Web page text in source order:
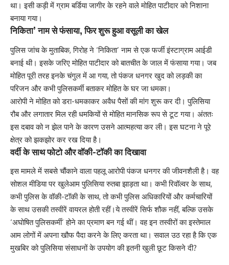
था। इसी कड़ी में ग्राम बर्डिया जागीर के रहने वाले मोहित पाटीदार को निशाना
बनाया गया।
निकिता’ नाम से फंसाया, फिर शुरू हुआ वसूली का खेल
पुलिस जांच के मुताबिक, गिरोह ने ‘निकिता’ नाम से एक फर्जी इंस्टाग्राम आईडी
बनाई थी। इसके जरिए मोहित पाटीदार को बातचीत के जाल में फंसाया गया। जब
मोहित पूरी तरह इनके चंगुल में आ गया, तो पंकज धनगर खुद को लड़की का
परिजन और कभी पुलिसकर्मी बताकर मोहित के घर जा धमका।
आरोपी ने मोहित को डरा-धमकाकर अवैध पैसों की मांग शुरू कर दी। पुलिसिया
रौब और लगातार मिल रही धमकियों से मोहित मानसिक रूप से टूट गया। अंततः
इस दबाव को न झेल पाने के कारण उसने आत्महत्या कर ली। इस घटना ने पूरे
क्षेत्र को झकझोर कर रख दिया है।
वर्दी के साथ फोटो और वॉकी-टॉकी का दिखावा
इस मामले में सबसे चौंकाने वाला पहलू आरोपी पंकज धनगर की जीवनशैली है। वह
सोशल मीडिया पर खुलेआम पुलिसिया रुतबा झाड़ता था। कभी रिवॉल्वर के साथ,
कभी पुलिस के वॉकी-टॉकी के साथ, तो कभी पुलिस अधिकारियों और कर्मचारियों
के साथ उसकी तस्वीरें वायरल होती रहीं।ये तस्वीरें सिर्फ शौक नहीं, बल्कि उसके
‘अघोषित पुलिसकर्मी’ होने का प्रमाण बन गई थीं। वह इन तस्वीरों का इस्तेमाल
आम लोगों में अपना खौफ पैदा करने के लिए करता था। सवाल उठ रहा है कि एक
मुखबिर को पुलिसिया संसाधनों के उपयोग की इतनी खुली छूट किसने दी?